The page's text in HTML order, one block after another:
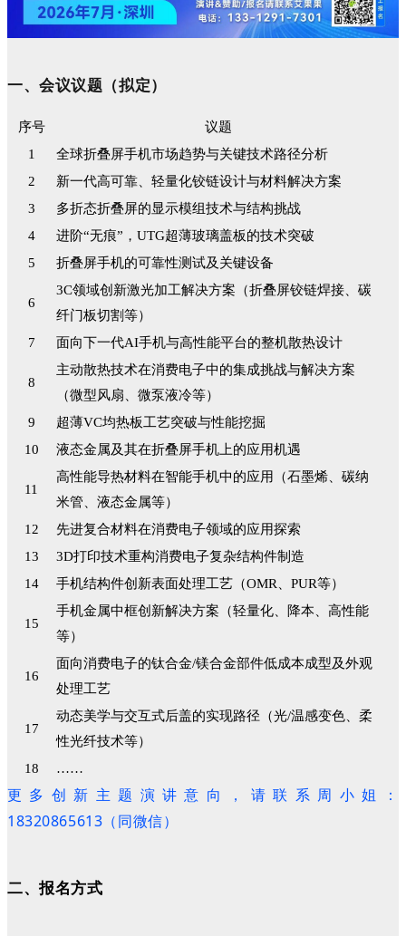
一、会议议题（拟定）
序号
议题
1
全球折叠屏手机市场趋势与关键技术路径分析
2
新一代高可靠、轻量化铰链设计与材料解决方案
3
多折态折叠屏的显示模组技术与结构挑战
4
进阶“无痕”，UTG超薄玻璃盖板的技术突破
5
折叠屏手机的可靠性测试及关键设备
6
3C领域创新激光加工解决方案（折叠屏铰链焊接、碳
纤门板切割等）
7
面向下一代AI手机与高性能平台的整机散热设计
8
主动散热技术在消费电子中的集成挑战与解决方案
（微型风扇、微泵液冷等）
9
超薄VC均热板工艺突破与性能挖掘
10
液态金属及其在折叠屏手机上的应用机遇
11
高性能导热材料在智能手机中的应用（石墨烯、碳纳
米管、液态金属等）
12
先进复合材料在消费电子领域的应用探索
13
3D打印技术重构消费电子复杂结构件制造
14
手机结构件创新表面处理工艺（OMR、PUR等）
15
手机金属中框创新解决方案（轻量化、降本、高性能
等）
16
面向消费电子的钛合金/镁合金部件低成本成型及外观
处理工艺
17
动态美学与交互式后盖的实现路径（光/温感变色、柔
性光纤技术等）
18
……
更多创新主题演讲意向，请联系周小姐：
18320865613（同微信）
二、报名方式